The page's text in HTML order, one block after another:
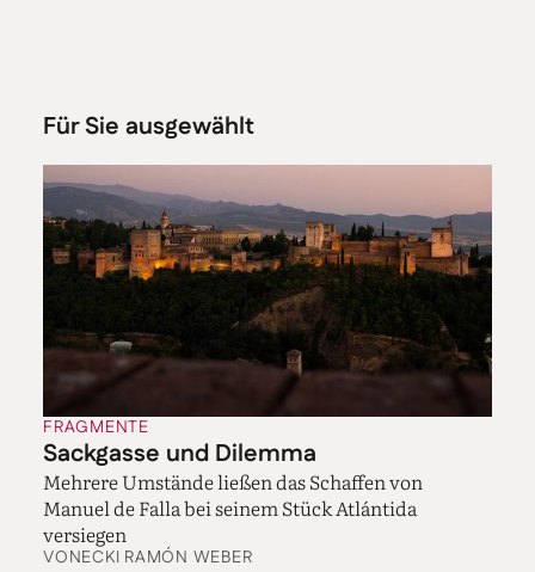
Für Sie ausgewählt
FRAGMENTE
Sackgasse und Dilemma
Mehrere Umstände ließen das Schaffen von
Manuel de Falla bei seinem Stück Atlántida
versiegen
VONECKI RAMÓN WEBER